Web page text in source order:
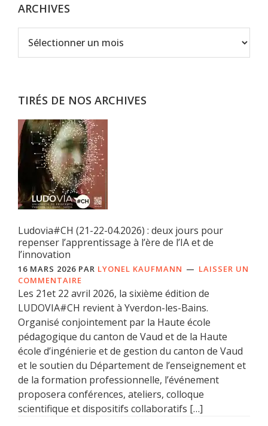
ARCHIVES
TIRÉS DE NOS ARCHIVES
Ludovia#CH (21-22-04.2026) : deux jours pour
repenser l’apprentissage à l’ère de l’IA et de
l’innovation
16 MARS 2026 PAR LYONEL KAUFMANN
LAISSER UN
COMMENTAIRE
Les 21et 22 avril 2026, la sixième édition de
LUDOVIA#CH revient à Yverdon-les-Bains.
Organisé conjointement par la Haute école
pédagogique du canton de Vaud et de la Haute
école d’ingénierie et de gestion du canton de Vaud
et le soutien du Département de l’enseignement et
de la formation professionnelle, l’événement
proposera conférences, ateliers, colloque
scientifique et dispositifs collaboratifs […]